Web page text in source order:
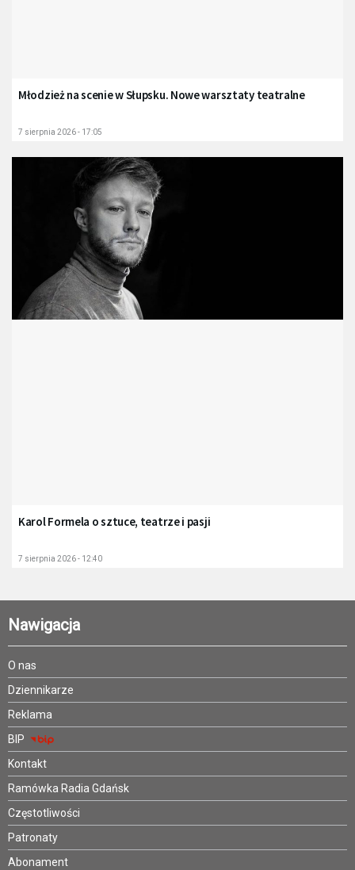
Młodzież na scenie w Słupsku. Nowe warsztaty teatralne
7 sierpnia 2026 - 17:05
Karol Formela o sztuce, teatrze i pasji
7 sierpnia 2026 - 12:40
Nawigacja
O nas
Dziennikarze
Reklama
BIP
Kontakt
Ramówka Radia Gdańsk
Częstotliwości
Patronaty
Abonament